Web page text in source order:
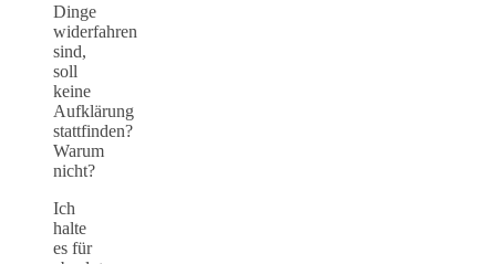
Dinge
widerfahren
sind,
soll
keine
Aufklärung
stattfinden?
Warum
nicht?
Ich
halte
es für